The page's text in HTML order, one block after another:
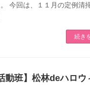
今回は、１１月の定例清
続き
動班】松林deハロウ